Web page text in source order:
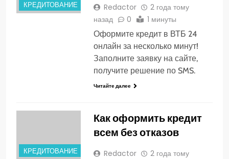
КРЕДИТОВАНИЕ Redactor
2 года тому
назад
0 1 минуты
Оформите кредит в ВТБ 24
онлайн за несколько минут!
Заполните заявку на сайте,
получите решение по SMS.
Читайте далее
КРЕДИТОВАНИЕ
Как оформить кредит
всем без отказов
Redactor
2 года тому